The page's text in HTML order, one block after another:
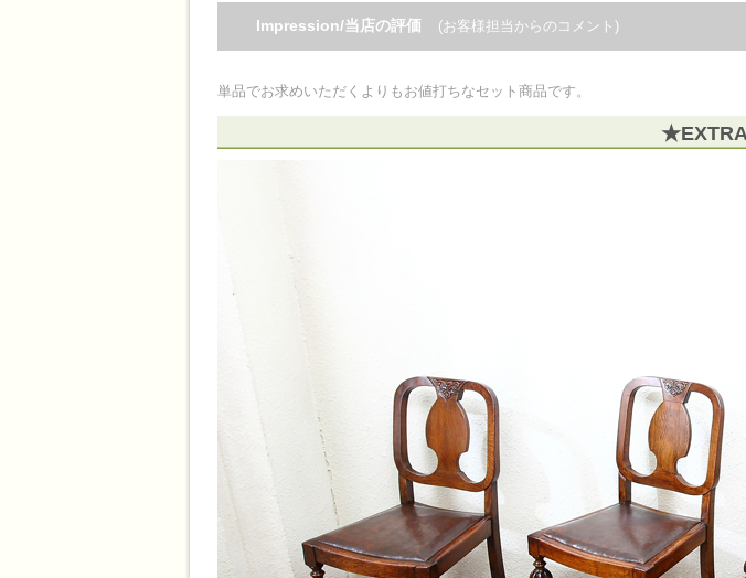
Impression/当店の評価 (お客様担当からのコメント)
単品でお求めいただくよりもお値打ちなセット商品です。